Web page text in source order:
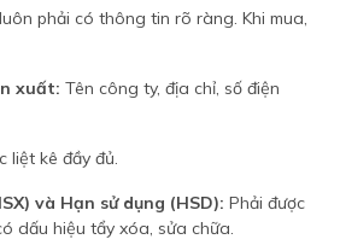
phải có thông tin rõ ràng. Khi mua,
xuất: Tên công ty, địa chỉ, số điện
liệt kê đầy đủ.
và Hạn sử dụng (HSD): Phải được
dấu hiệu tẩy xóa, sửa chữa.